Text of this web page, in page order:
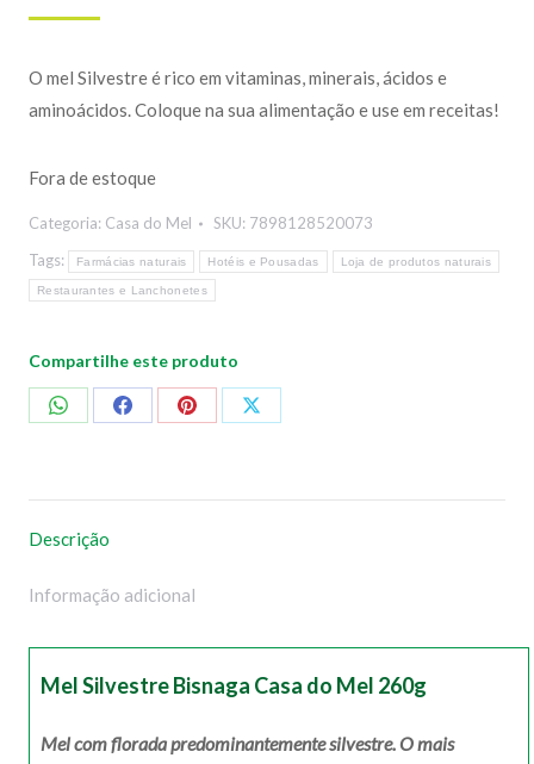
O mel Silvestre é rico em vitaminas, minerais, ácidos e
aminoácidos. Coloque na sua alimentação e use em receitas!
Fora de estoque
Categoria: Casa do Mel SKU: 7898128520073
Tags:
Farmácias naturais Hotéis e Pousadas Loja de produtos naturais
Restaurantes e Lanchonetes
Compartilhe este produto
CompartilharCompartilharCompartilharCompartilhar
Descrição
Informação adicional
Mel Silvestre Bisnaga Casa do Mel 260g
Mel com florada predominantemente silvestre. O mais